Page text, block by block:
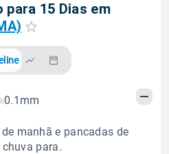
para 15 Dias em
0.1mm
manhã e pancadas de
para.